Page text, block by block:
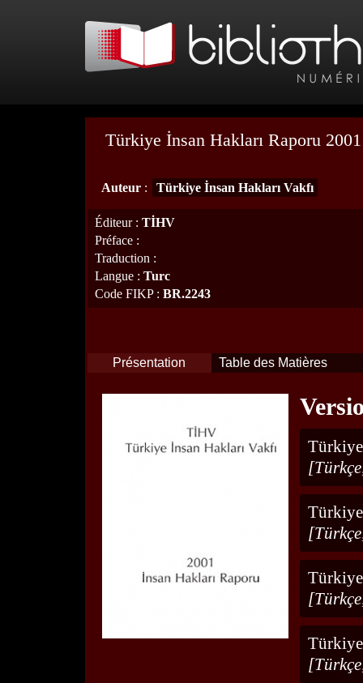
Türkiye İnsan Hakları Raporu 2001
Auteur : Türkiye İnsan Hakları Vakfı
Éditeur: TİHV
Préface :
Traduction :
Langue : Turc
Code FIKP: BR.2243
Présentation Table des Matières